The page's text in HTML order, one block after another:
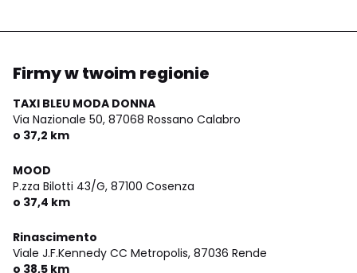
Firmy w twoim regionie
TAXI BLEU MODA DONNA
Via Nazionale 50, 87068 Rossano Calabro
o 37,2 km
MOOD
P.zza Bilotti 43/G, 87100 Cosenza
o 37,4 km
Rinascimento
Viale J.F.Kennedy CC Metropolis, 87036 Rende
o 38,5 km